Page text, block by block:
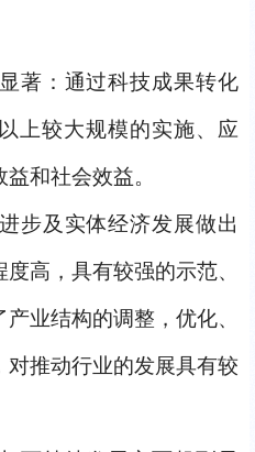
著：通过科技成果转化
上较大规模的实施、应
和社会效益。
步及实体经济发展做出
高，具有较强的示范、
业结构的调整，优化、
对推动行业的发展具有较